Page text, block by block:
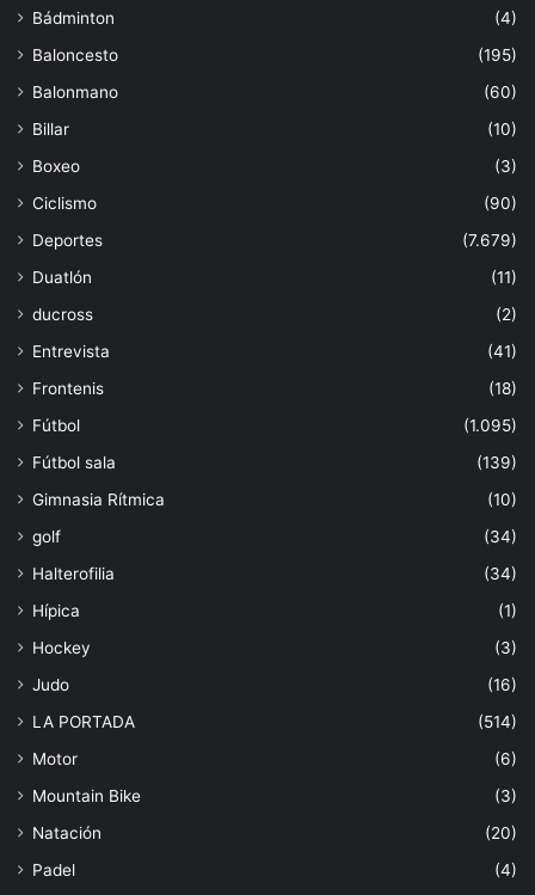
Bádminton
(4)
Baloncesto
(195)
Balonmano
(60)
Billar
(10)
Boxeo
(3)
Ciclismo
(90)
Deportes
(7.679)
Duatlón
(11)
ducross
(2)
Entrevista
(41)
Frontenis
(18)
Fútbol
(1.095)
Fútbol sala
(139)
Gimnasia Rítmica
(10)
golf
(34)
Halterofilia
(34)
Hípica
(1)
Hockey
(3)
Judo
(16)
LA PORTADA
(514)
Motor
(6)
Mountain Bike
(3)
Natación
(20)
Padel
(4)